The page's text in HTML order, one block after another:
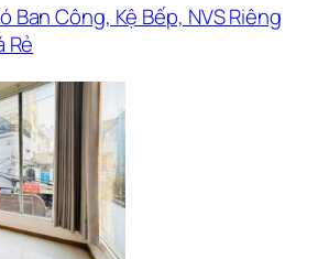
Ban Công, Kệ Bếp, NVS Riêng
Rẻ